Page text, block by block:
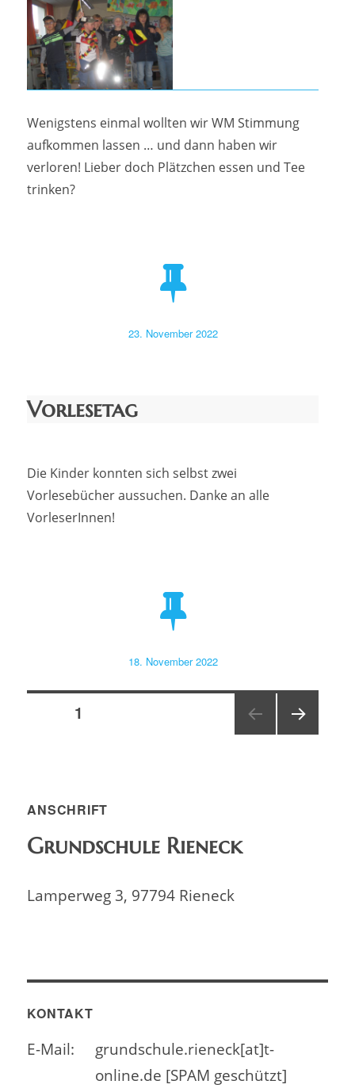
Wenigstens einmal wollten wir WM Stimmung
aufkommen lassen … und dann haben wir
verloren! Lieber doch Plätzchen essen und Tee
trinken?
Veröffentlicht
23. November 2022
Vorlesetag
Die Kinder konnten sich selbst zwei
Vorlesebücher aussuchen. Danke an alle
VorleserInnen!
Veröffentlicht
18. November 2022
Seitennummerierung
SEITE1
ANSCHRIFT
Grundschule Rieneck
Lamperweg 3, 97794 Rieneck
KONTAKT
E-Mail:
grundschule.rieneck[at]t-
online.de [SPAM geschützt]